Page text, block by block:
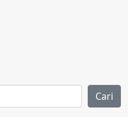
Cari